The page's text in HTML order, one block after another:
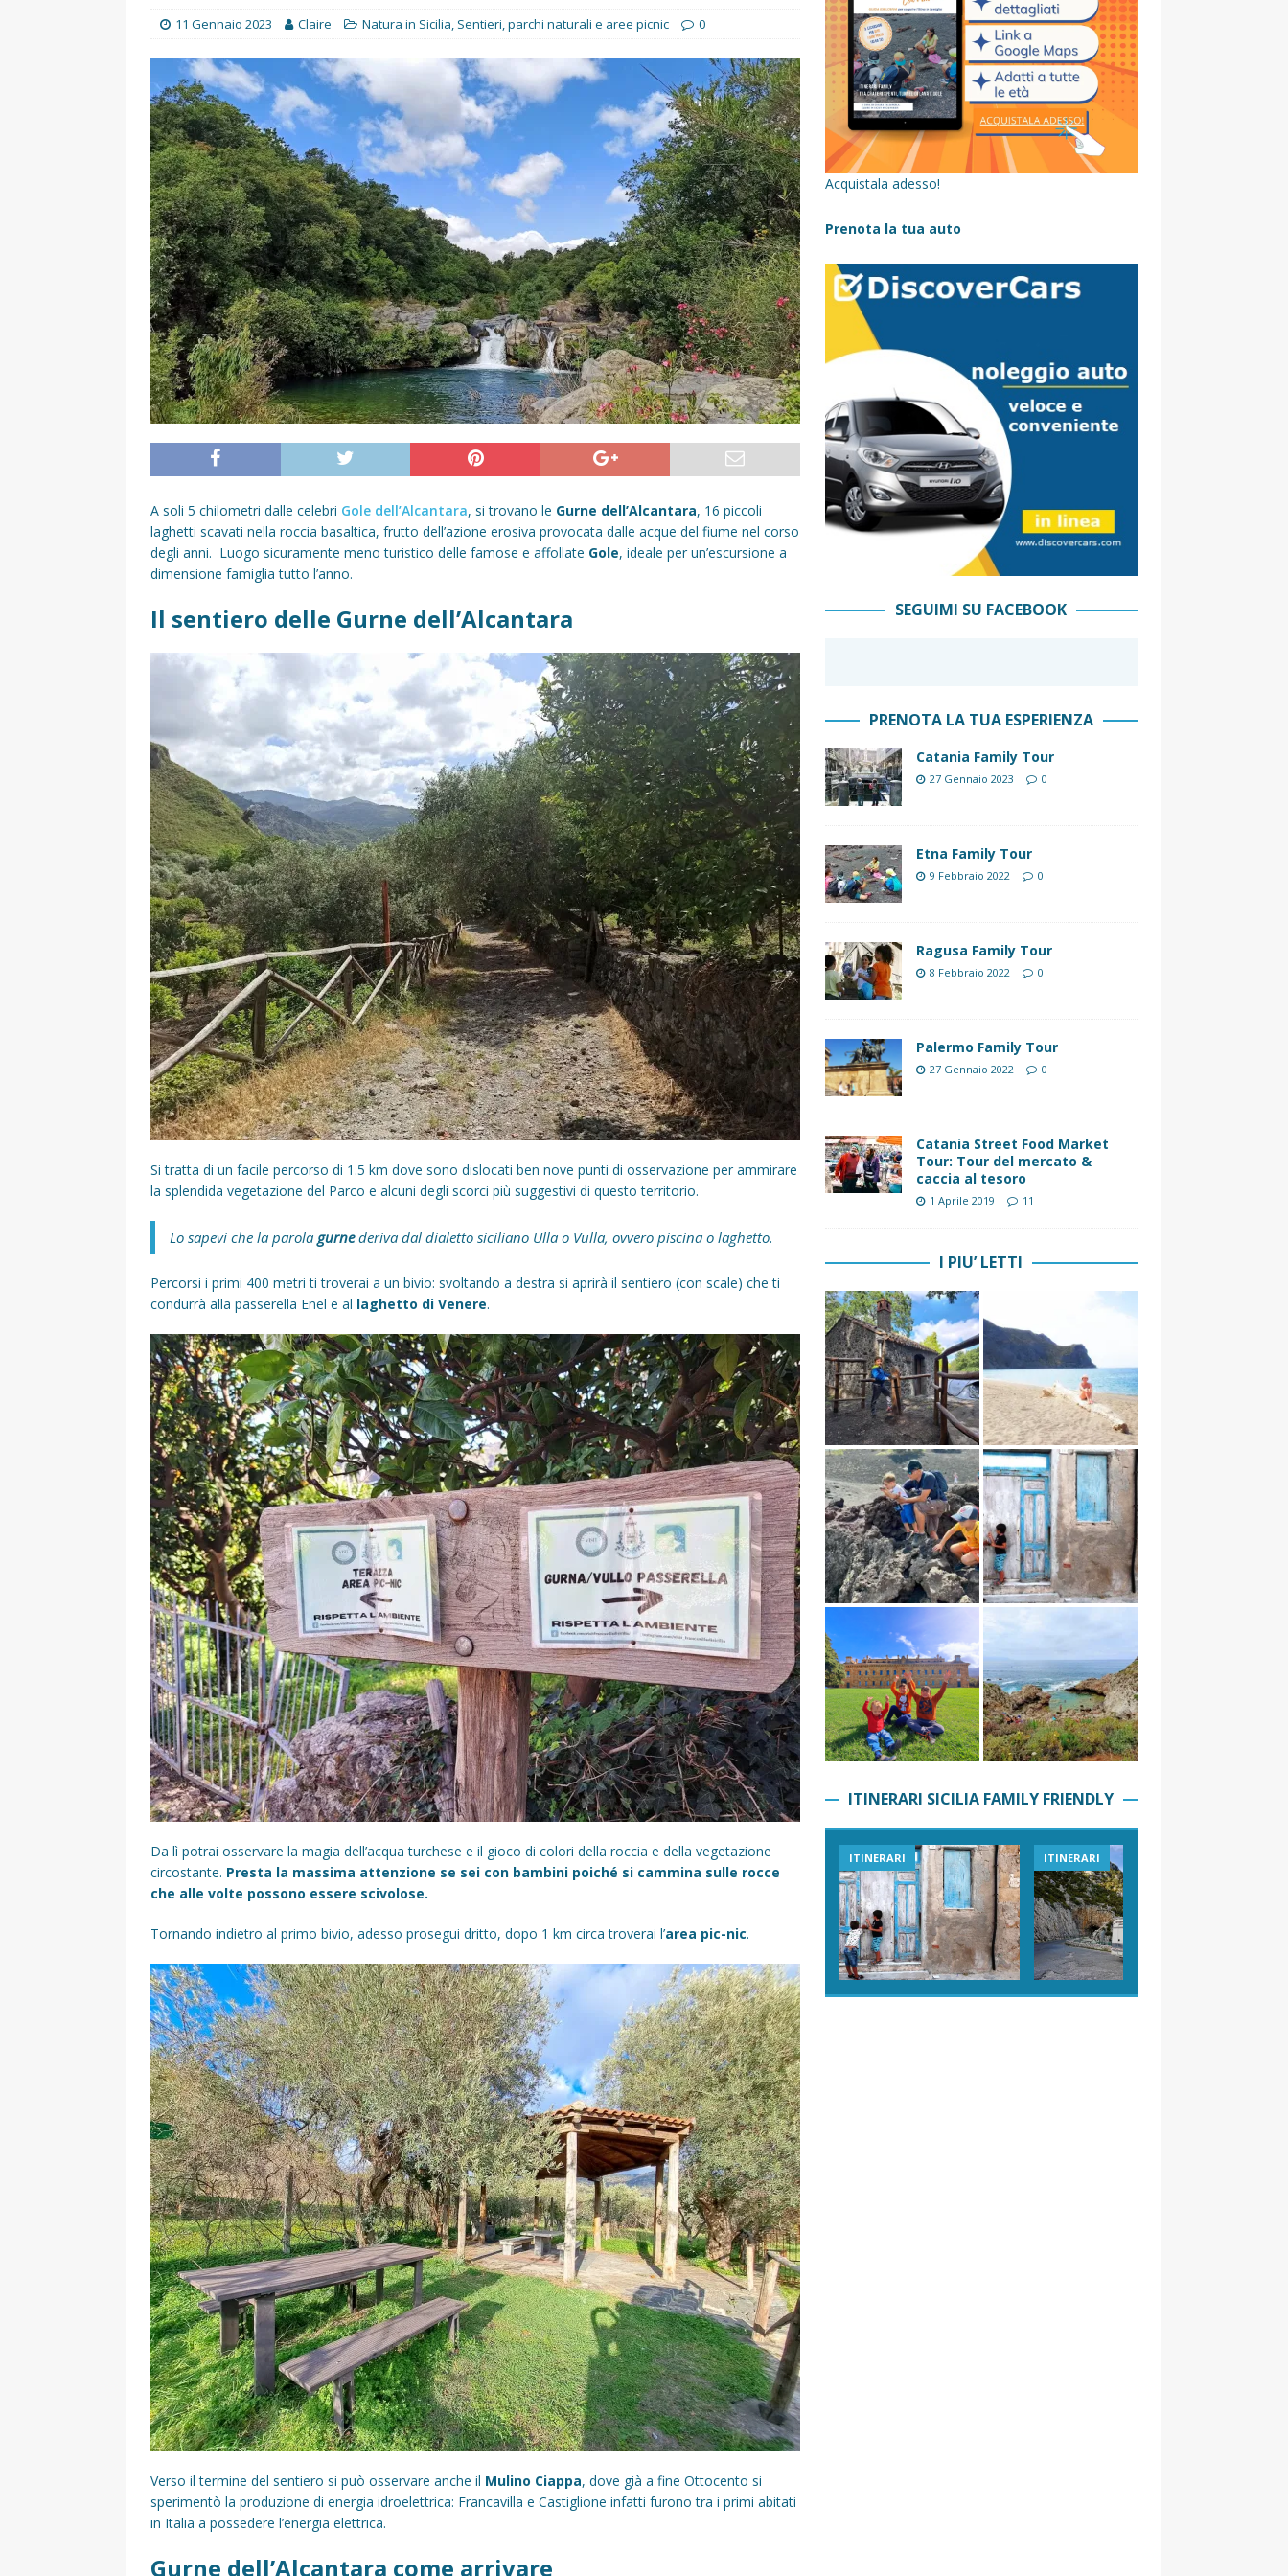
PARCHI NATURALI E AREE PICNIC
[ 2 Aprile 2025 ]
Escursioni in Sicilia con bambini: itinerari imperdibili (+ consigli utili)- Parte 1
VIAGGI IN SICILIA
[ 17 Settembre 2023 ]
Vendemmia con i bambini in Sicilia, dove andare?
FATTORIE
DIDATTICHE
[ 19 Gennaio 2023 ] Visitare la Fiumara d’Arte con i bambini, quando la natura incontra l’arte
VIAGGI IN SICILIA
[ 20 Marzo 2022 ] Cosa fare in Sicilia con i bambini: mare, attività e tour a prova di famiglia
VIAGGI IN SICILIA
[ 8 Novembre 2021 ] Cosa fare in Sicilia in inverno con i bambini NATALE IN SICILIA
11 Gennaio 2023 Claire Natura in Sicilia, Sentieri, parchi naturali e aree picnic 0
A soli 5 chilometri dalle celebri Gole dell’Alcantara, si trovano le Gurne dell’Alcantara, 16 piccoli
laghetti scavati nella roccia basaltica, frutto dell’azione erosiva provocata dalle acque del fiume nel corso
degli anni. Luogo sicuramente meno turistico delle famose e affollate Gole, ideale per un’escursione a
dimensione famiglia tutto l’anno.
Il sentiero delle Gurne dell’Alcantara
Si tratta di un facile percorso di 1.5 km dove sono dislocati ben nove punti di osservazione per ammirare
la splendida vegetazione del Parco e alcuni degli scorci più suggestivi di questo territorio.
Lo sapevi che la parola gurnederiva dal dialetto siciliano Ulla o Vulla, ovvero piscina o laghetto.
Percorsi i primi 400 metri ti troverai a un bivio: svoltando a destra si aprirà il sentiero (con scale) che ti
condurrà alla passerella Enel e al laghetto di Venere.
Da lì potrai osservare la magia dell’acqua turchese e il gioco di colori della roccia e della vegetazione
circostante. Presta la massima attenzione se sei con bambini poiché si cammina sulle rocce
che alle volte possono essere scivolose.
Tornando indietro al primo bivio, adesso prosegui dritto, dopo 1 km circa troverai l’area pic-nic.
Verso il termine del sentiero si può osservare anche il Mulino Ciappa, dove già a fine Ottocento si
sperimentò la produzione di energia idroelettrica: Francavilla e Castiglione infatti furono tra i primi abitati
in Italia a possedere l’energia elettrica.
Gurne dell’Alcantara come arrivare
Acquistala adesso!
Prenota la tua auto
SEGUIMI SU FACEBOOK
PRENOTA LA TUA ESPERIENZA
Catania Family Tour
27 Gennaio 2023 0
Etna Family Tour
9 Febbraio 2022 0
Ragusa Family Tour
8 Febbraio 2022 0
Palermo Family Tour
27 Gennaio 2022 0
Catania Street Food Market
Tour: Tour del mercato &
caccia al tesoro
1 Aprile 2019 11
I PIU’ LETTI
ITINERARI SICILIA FAMILY FRIENDLY
ITINERARI ITINERARI VIAGGI IN SICILIA